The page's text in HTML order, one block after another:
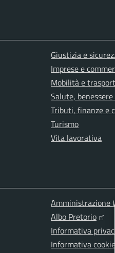
Giustizia e
Imprese e
Mobilità e
Salute,
Tributi, finanze e
Turismo
Vita lavorativa
Amministrazione
Albo Pretorio
Informativa privacy
Informativa cookies